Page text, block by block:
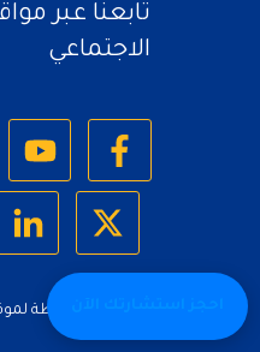
تابعنا عبر
الاجتماعي
جميع الحقوق محفوظة